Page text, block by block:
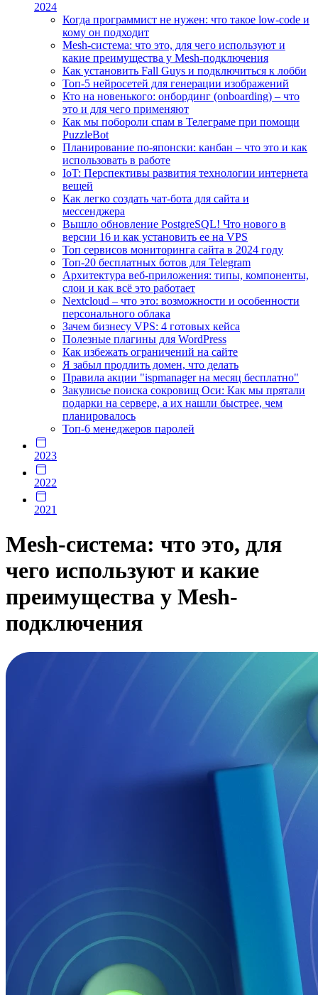
2024
Когда программист не нужен: что такое low-code и
кому он подходит
Mesh-система: что это, для чего используют и
какие преимущества у Mesh-подключения
Как установить Fall Guys и подключиться к лобби
Топ-5 нейросетей для генерации изображений
Кто на новенького: онбординг (onboarding) – что
это и для чего применяют
Как мы побороли спам в Телеграме при помощи
PuzzleBot
Планирование по-японски: канбан – что это и как
использовать в работе
IoT: Перспективы развития технологии интернета
вещей
Как легко создать чат-бота для сайта и
мессенджера
Вышло обновление PostgreSQL! Что нового в
версии 16 и как установить ее на VPS
Топ сервисов мониторинга сайта в 2024 году
Топ-20 бесплатных ботов для Telegram
Архитектура веб-приложения: типы, компоненты,
слои и как всё это работает
Nextcloud – что это: возможности и особенности
персонального облака
Зачем бизнесу VPS: 4 готовых кейса
Полезные плагины для WordPress
Как избежать ограничений на сайте
Я забыл продлить домен, что делать
Правила акции "ispmanager на месяц бесплатно"
Закулисье поиска сокровищ Оси: Как мы прятали
подарки на сервере, а их нашли быстрее, чем
планировалось
Топ-6 менеджеров паролей
2023
2022
2021
Mesh-система: что это, для
чего используют и какие
преимущества у Mesh-
подключения